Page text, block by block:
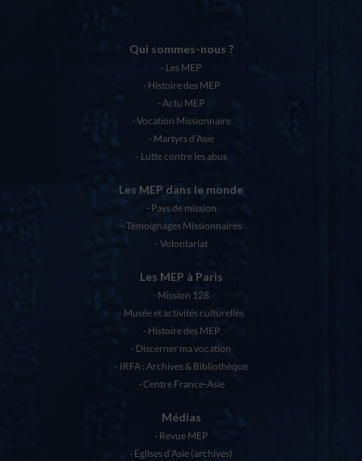
Qui sommes-nous ?
Les MEP
Histoire des MEP
Actu MEP
Vocation Missionnaire
Martyrs d’Asie
Lutte contre les abus
Les MEP dans le monde
Pays de mission
Témoignages Missionnaires
Volontariat
Les MEP à Paris
Mission 128
Musée et activités culturelles
Histoire des MEP
Discerner ma vocation
IRFA : Archives & Bibliothèque
Centre France-Asie
Médias
Revue MEP
Eglises d’Asie (archives)